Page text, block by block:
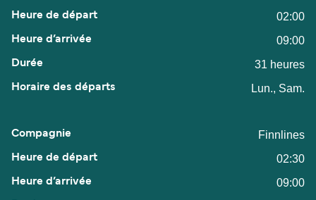
02:00
09:00
31 heures
Lun., Sam.
Finnlines
02:30
09:00